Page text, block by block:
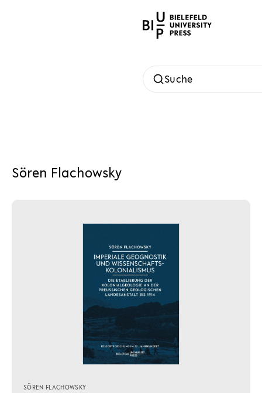
Suche
Sören Flachowsky
SÖREN FLACHOWSKY